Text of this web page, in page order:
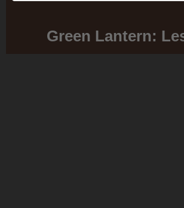
Green Lantern: